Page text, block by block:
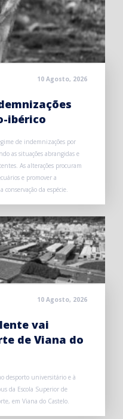
10 Agosto, 2026
ibérico
de indemnizações por
as situações abrangidas e
As alterações procuram
e promover a
da espécie.
10 Agosto, 2026
vai
de Viana do
desporto universitário e à
da Escola Superior de
em Viana do Castelo.